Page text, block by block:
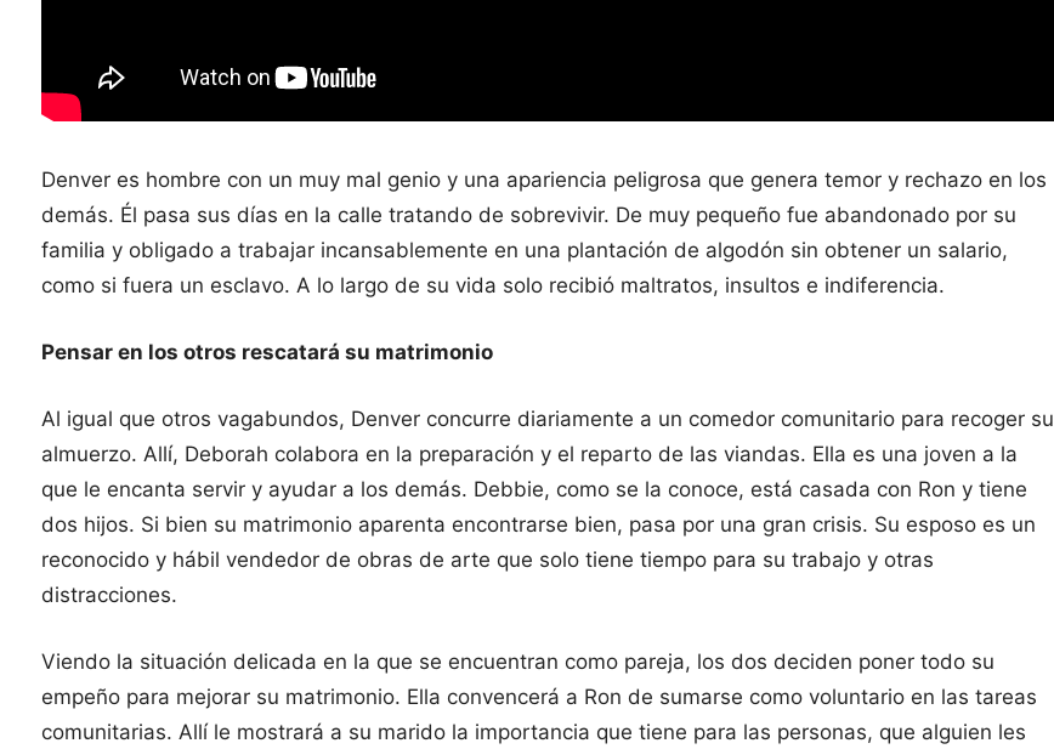
Denver es hombre con un muy mal genio y una apariencia peligrosa que genera temor y rechazo en los
demás. Él pasa sus días en la calle tratando de sobrevivir. De muy pequeño fue abandonado por su
familia y obligado a trabajar incansablemente en una plantación de algodón sin obtener un salario,
como si fuera un esclavo. A lo largo de su vida solo recibió maltratos, insultos e indiferencia.
Pensar en los otros rescatará su matrimonio
Al igual que otros vagabundos, Denver concurre diariamente a un comedor comunitario para recoger su
almuerzo. Allí, Deborah colabora en la preparación y el reparto de las viandas. Ella es una joven a la
que le encanta servir y ayudar a los demás. Debbie, como se la conoce, está casada con Ron y tiene
dos hijos. Si bien su matrimonio aparenta encontrarse bien, pasa por una gran crisis. Su esposo es un
reconocido y hábil vendedor de obras de arte que solo tiene tiempo para su trabajo y otras
distracciones.
Viendo la situación delicada en la que se encuentran como pareja, los dos deciden poner todo su
empeño para mejorar su matrimonio. Ella convencerá a Ron de sumarse como voluntario en las tareas
comunitarias. Allí le mostrará a su marido la importancia que tiene para las personas, que alguien les